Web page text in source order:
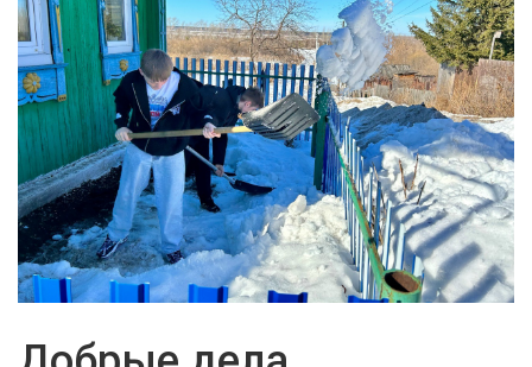
КУЛЬТУРА
БЕЗОПАСНОСТЬ
СПОРТ
АРХИВ PDF